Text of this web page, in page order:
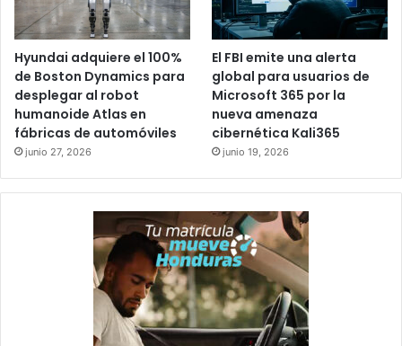
Hyundai adquiere el 100%
de Boston Dynamics para
desplegar al robot
humanoide Atlas en
fábricas de automóviles
junio 27, 2026
El FBI emite una alerta
global para usuarios de
Microsoft 365 por la
nueva amenaza
cibernética Kali365
junio 19, 2026